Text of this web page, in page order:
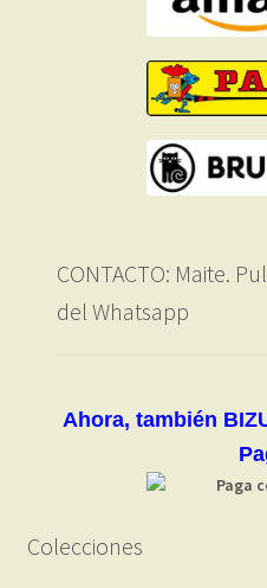
CONTACTO: Maite.
del Whatsapp
Ahora, también
Colecciones